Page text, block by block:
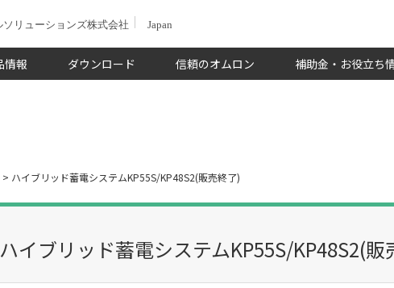
リューションズ株式会社 Japan
情報 ダウンロード 信頼のオムロン 補助金・お役立ち
> ハイブリッド蓄電システムKP55S/KP48S2(販売終了)
ハイブリッド蓄電システムKP55S/KP48S2(販